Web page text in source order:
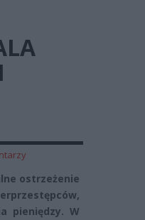
ostrzeżenie
pieniędzy. W